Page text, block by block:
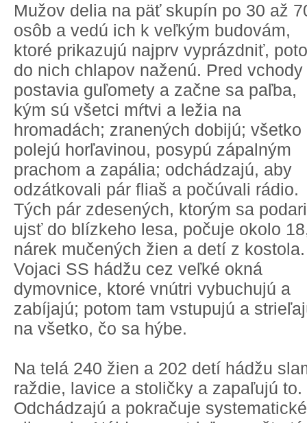
Mužov delia na päť skupín po 30 až
osôb a vedú ich k veľkým budovám,
ktoré prikazujú najprv vyprázdniť,
do nich chlapov naženú. Pred vchody
postavia guľomety a začne sa paľba,
kým sú všetci mŕtvi a ležia na
hromadách; zranených dobijú; všetko
polejú horľavinou, posypú zápalným
prachom a zapália; odchádzajú, aby
odzátkovali pár fliaš a počúvali rádio.
Tých pár zdesených, ktorým sa
ujsť do blízkeho lesa, počuje okolo
nárek mučených žien a detí z kostola.
Vojaci SS hádžu cez veľké okná
dymovnice, ktoré vnútri vybuchujú a
zabíjajú; potom tam vstupujú a
na všetko, čo sa hýbe.
Na telá 240 žien a 202 detí hádžu
raždie, lavice a stoličky a zapaľujú to.
Odchádzajú a pokračuje systematické